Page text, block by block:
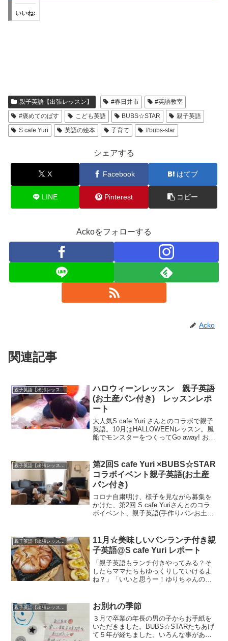
いいね:
親子英語【出張レッスン】 #春日井市
#英語教室
#褒めてのばす
こども英語 BUBS☆STAR
親子英語
S cafe Yuri
英語の絵本 子育て #bubs-star
シェアする
X Facebook はてブ
LINE Pinterest コピー
Ackoをフォローする
Acko
関連記事
親子英語【出張レッスン】
ハロウィーンレッスン 親子英語
(お土産パン付き) レッスンレポ
ート
大人気S cafe Yuri さんとのコラボで親子
英語。10月はHALLOWEENレッスン。風
船でモンスターをつくってGo away! お土
親子英語【出張レッスン】
第2回S cafe Yuri ×BUBS☆STAR
コラボイベント親子英語(お土産
パン付き)
コロナ自粛明け、様子を見ながら募集を
かけた、第2回 S cafe Yuriさんとのコラ
ボイベント、親子英語(手作りパンお土産
ターさん、もう1組は前回参加予定だった
の...
親子英語【出張レッスン】
11月☆美味しいパンランチ付き親
子英語@S cafe Yuri レポート
「親子英語もランチ付きやってみる？そ
したらママたちもゆっくりしていけるよ
ね？」「いいと思うー！ゆりちゃんのラ
チ付き」も選べることになったS cafe
Yuri ×BUBS☆...
お別れの季節
３月で卒業の年長の男の子からお手紙を
いただきました。BUBS☆STARたちあげ
て５年が経ちました。いろんな事がある